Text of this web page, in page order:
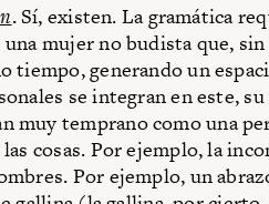
. Sí, existen. La gramática
mujer no budista que,
tiempo, generando un
se integran en este,
muy temprano como una
cosas. Por ejemplo, la
Por ejemplo, un